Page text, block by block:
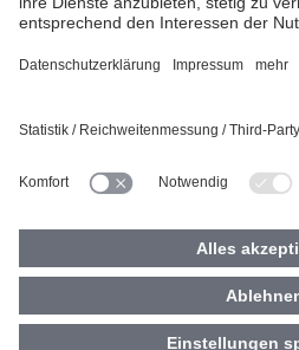
HOME KARRIERE
BARRIEREFREIHEIT
COOKIES